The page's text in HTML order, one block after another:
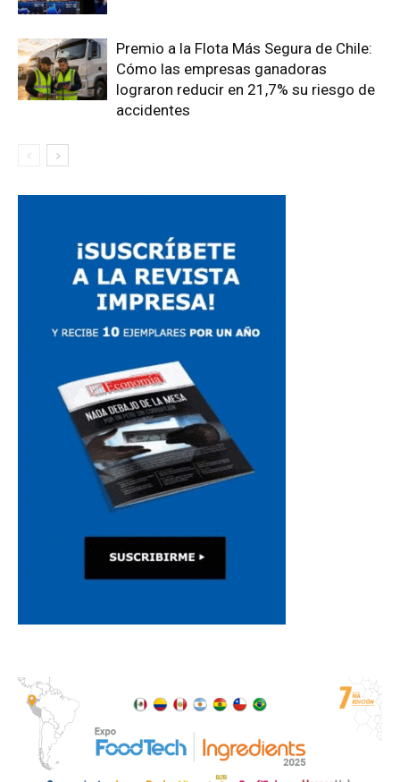
Premio a la Flota Más Segura de Chile:
Cómo las empresas ganadoras
lograron reducir en 21,7% su riesgo de
accidentes